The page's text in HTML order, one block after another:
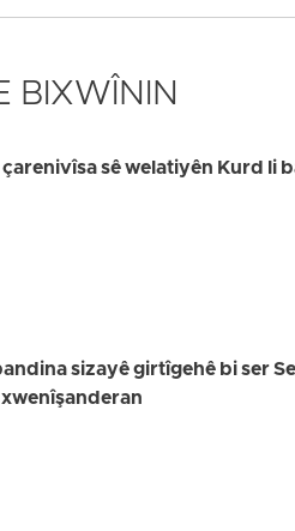
BIXWÎNIN
sê welatiyên Kurd li
sizayê girtîgehê bi ser